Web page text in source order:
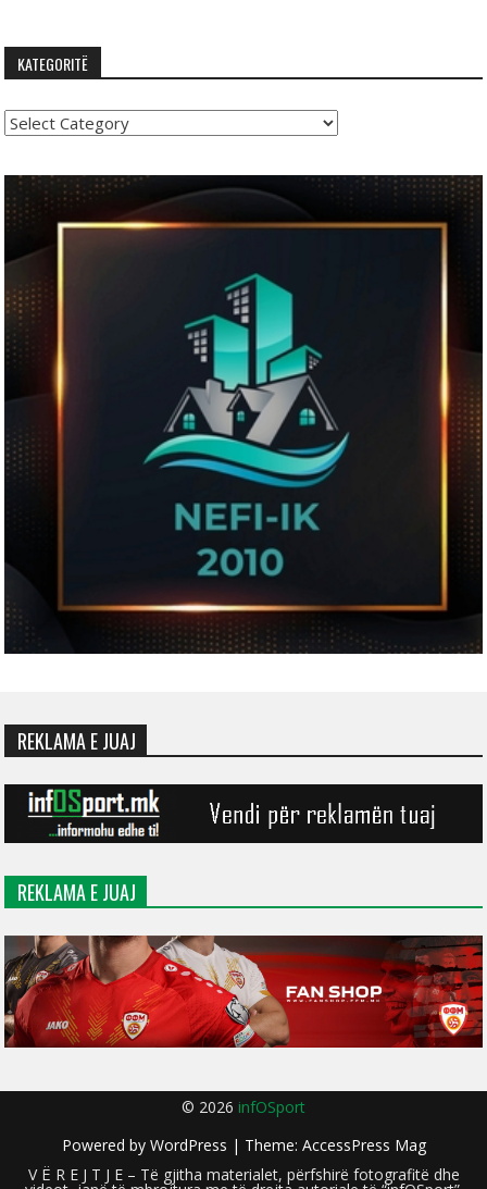
KATEGORITË
Kategoritë
REKLAMA E JUAJ
REKLAMA E JUAJ
© 2026 infOSport
Powered by WordPress | Theme: AccessPress Mag
V Ë R E J T J E – Të gjitha materialet, përfshirë fotografitë dhe